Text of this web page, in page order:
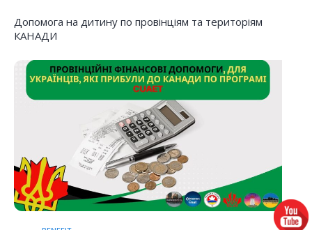
Допомога на дитину по провінціям та територіям
КАНАДИ